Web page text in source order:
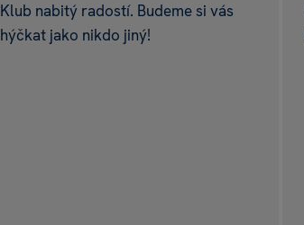
Klub nabitý radostí. Budeme si vás
hýčkat jako nikdo jiný!